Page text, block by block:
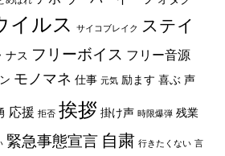
イルス サイコブレイク ステイ
ナス フリーボイス フリー音源
モノマネ 仕事 元気 励ます 喜ぶ 声
応援 拒否 挨拶 掛け声 時限爆弾 残業
緊急事態宣言 自粛 行きたくない 言